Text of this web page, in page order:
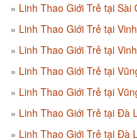
Linh Thao Giới Trẻ tại Sài
Linh Thao Giới Trẻ tại
Linh Thao Giới Trẻ tại
Linh Thao Giới Trẻ tại
Linh Thao Giới Trẻ tại
Linh Thao Giới Trẻ tại Đà
Linh Thao Giới Trẻ tại Đà